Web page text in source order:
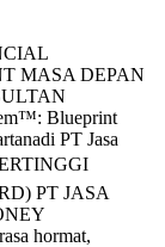
MASA DEPAN
Blueprint
PT Jasa
PT JASA
hormat,